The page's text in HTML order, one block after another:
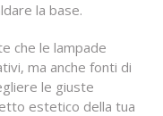
la base.
che le lampade
ma anche fonti di
le giuste
estetico della tua